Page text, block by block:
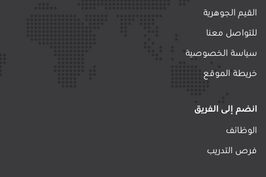
القيم الجوهرية
للتواصل معنا
سياسة الخصوصية
خريطة الموقع
انضم إلى الفريق
الوظائف
فرص التدريب